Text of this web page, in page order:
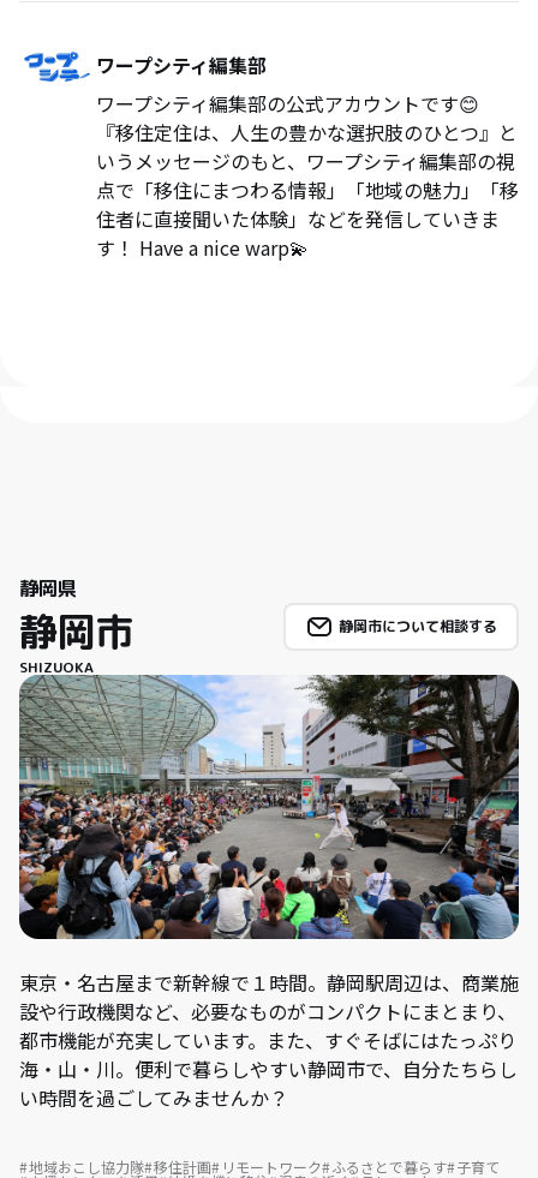
ワープシティ編集部
ワープシティ編集部の公式アカウントです😊
『移住定住は、人生の豊かな選択肢のひとつ』と
いうメッセージのもと、ワープシティ編集部の視
点で「移住にまつわる情報」「地域の魅力」「移
住者に直接聞いた体験」などを発信していきま
す！ Have a nice warp💫
静岡県
静岡市
SHIZUOKA
静岡市について相談する
東京・名古屋まで新幹線で１時間。静岡駅周辺は、商業施
設や行政機関など、必要なものがコンパクトにまとまり、
都市機能が充実しています。また、すぐそばにはたっぷり
海・山・川。便利で暮らしやすい静岡市で、自分たちらし
い時間を過ごしてみませんか？
地域おこし協力隊 移住計画 リモートワーク ふるさとで暮らす 子育て